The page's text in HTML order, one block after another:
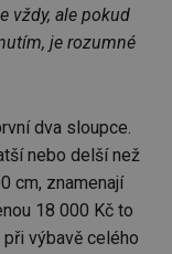
vždy, ale pokud
je rozumné
dva sloupce.
nebo delší než
cm, znamenají
18 000 Kč to
výbavě celého